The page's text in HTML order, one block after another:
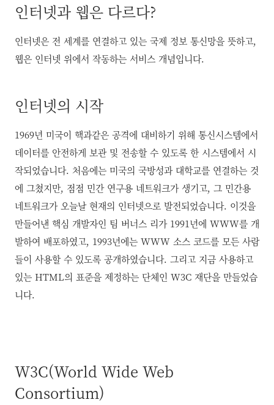
인터넷과 웹은 다르다?
인터넷은 전 세계를 연결하고 있는 국제 정보 통신망을 뜻하고,
웹은 인터넷 위에서 작동하는 서비스 개념입니다.
인터넷의 시작
1969년 미국이 핵과같은 공격에 대비하기 위해 통신시스템에서
데이터를 안전하게 보관 및 전송할 수 있도록 한 시스템에서 시
작되었습니다. 처음에는 미국의 국방성과 대학교를 연결하는 것
에 그쳤지만, 점점 민간 연구용 네트워크가 생기고, 그 민간용
네트워크가 오늘날 현재의 인터넷으로 발전되었습니다. 이것을
만들어낸 핵심 개발자인 팀 버너스 리가 1991년에 WWW를 개
발하여 배포하였고, 1993년에는 WWW 소스 코드를 모든 사람
들이 사용할 수 있도록 공개하였습니다. 그리고 지금 사용하고
있는 HTML의 표준을 제정하는 단체인 W3C 재단을 만들었습
니다.
W3C(World Wide Web
Consortium)